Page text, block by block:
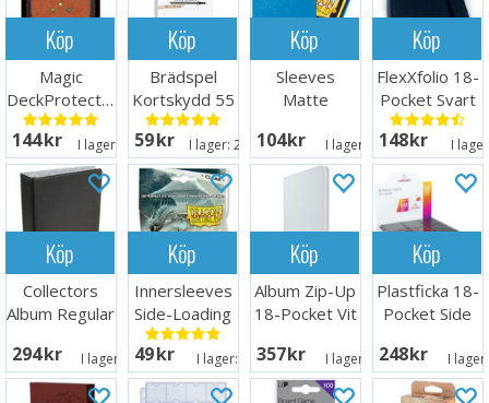
Köp
Magic
DeckProtector
Sleeves Mana
Classic
144 SEK I lager: 20+
Köp
Brädspel
Kortskydd 55
st 80x120
59 SEK I lager:20+
Köp
Sleeves
Matte
66x91
104 SEK I lager: 16
Köp
FlexXfolio 18-
Pocket Svart
148 SEK I
Köp
Collectors
Album Regular
294 SEK I lager: 18
Köp
Innersleeves
Side-Loading
Clear 63x88
49 SEK I lager:
Köp
Album Zip-Up
18-Pocket Vit
357 SEK I lager: 12
Köp
Plastficka 18-
Pocket Side
x50
248 SEK I